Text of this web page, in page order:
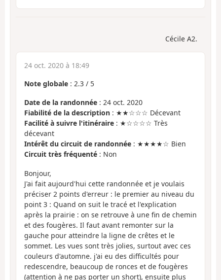
Cécile A2.
24 oct. 2020 à 18:49
Note globale : 2.3 / 5
Date de la randonnée : 24 oct. 2020
Fiabilité de la description : ★★☆☆☆ Décevant
Facilité à suivre l'itinéraire : ★☆☆☆☆ Très
décevant
Intérêt du circuit de randonnée : ★★★★☆ Bien
Circuit très fréquenté : Non
Bonjour,
J'ai fait aujourd'hui cette randonnée et je voulais
préciser 2 points d'erreur : le premier au niveau du
point 3 : Quand on suit le tracé et l'explication
après la prairie : on se retrouve à une fin de chemin
et des fougères. Il faut avant remonter sur la
gauche pour atteindre la ligne de crêtes et le
sommet. Les vues sont très jolies, surtout avec ces
couleurs d'automne. j'ai eu des difficultés pour
redescendre, beaucoup de ronces et de fougères
(attention à ne pas porter un short), ensuite plus